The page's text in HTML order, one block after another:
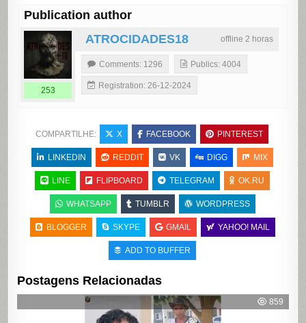
Publication author
offline 2 horas
ATROCIDADES18
253
Comments: 1296 Publics: 4004
Registration: 26-12-2024
COMPARTILHE: X FACEBOOK PINTEREST
LINKEDIN REDDIT VK DIGG MIX
LINE FLIPBOARD TELEGRAM OK.RU
WHATSAPP TUMBLR WORDPRESS
BLOGGER SKYPE GMAIL YAHOO! MAIL
ADD TO BUFFER
Postagens Relacionadas
859